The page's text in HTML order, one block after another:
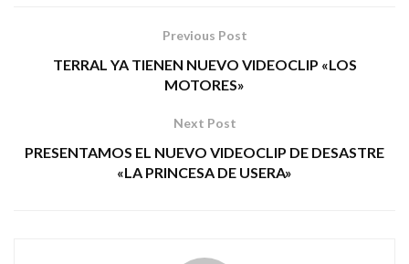
Previous Post
TERRAL YA TIENEN NUEVO VIDEOCLIP «LOS
MOTORES»
Next Post
PRESENTAMOS EL NUEVO VIDEOCLIP DE DESASTRE
«LA PRINCESA DE USERA»